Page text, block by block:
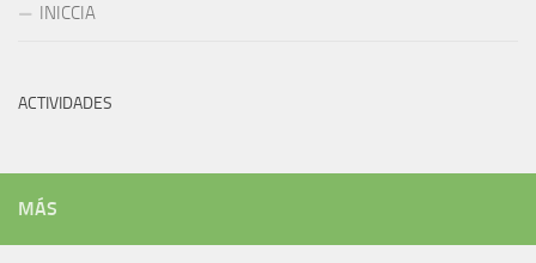
INICCIA
ACTIVIDADES
MÁS